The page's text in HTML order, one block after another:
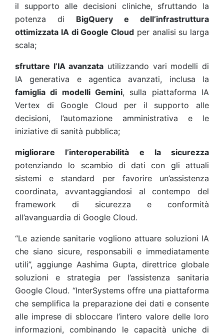
il supporto alle decisioni cliniche, sfruttando la
potenza di BigQuery e dell’infrastruttura
ottimizzata IA di Google Cloud per analisi su larga
scala;
sfruttare l’IA avanzata utilizzando vari modelli di
IA generativa e agentica avanzati, inclusa la
famiglia di modelli Gemini, sulla piattaforma IA
Vertex di Google Cloud per il supporto alle
decisioni, l’automazione amministrativa e le
iniziative di sanità pubblica;
migliorare l’interoperabilità e la sicurezza
potenziando lo scambio di dati con gli attuali
sistemi e standard per favorire un’assistenza
coordinata, avvantaggiandosi al contempo del
framework di sicurezza e conformità
all’avanguardia di Google Cloud.
“Le aziende sanitarie vogliono attuare soluzioni IA
che siano sicure, responsabili e immediatamente
utili”, aggiunge Aashima Gupta, direttrice globale
soluzioni e strategia per l’assistenza sanitaria
Google Cloud. “InterSystems offre una piattaforma
che semplifica la preparazione dei dati e consente
alle imprese di sbloccare l’intero valore delle loro
informazioni, combinando le capacità uniche di